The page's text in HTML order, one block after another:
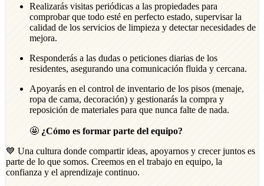
Realizarás visitas periódicas a las propiedades para
comprobar que todo esté en perfecto estado, supervisar la
calidad de los servicios de limpieza y detectar necesidades de
mejora.
Responderás a las dudas o peticiones diarias de los
residentes, asegurando una comunicación fluida y cercana.
Apoyarás en el control de inventario de los pisos (menaje,
ropa de cama, decoración) y gestionarás la compra y
reposición de materiales para que nunca falte de nada.
🤩 ¿Cómo es formar parte del equipo?
💙 Una cultura donde compartir ideas, apoyarnos y crecer juntos es
parte de lo que somos. Creemos en el trabajo en equipo, la
confianza y el aprendizaje continuo.